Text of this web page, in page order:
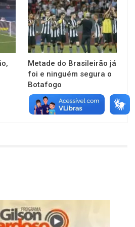
Metade do Brasileirão já
foi e ninguém segura o
Botafogo